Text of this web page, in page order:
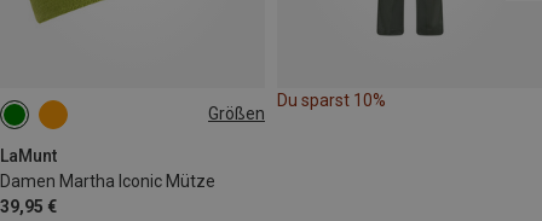
Größen
LaMunt
Damen Martha Iconic Mütze
39,95 €
ONE SIZE
Du sparst 10%